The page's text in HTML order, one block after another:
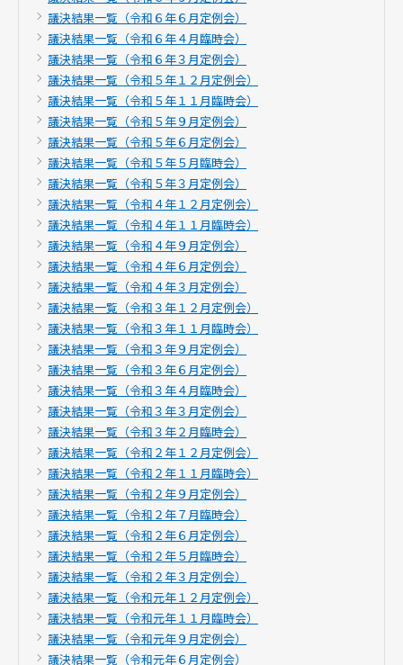
議決結果一覧（令和６年６月定例会）
議決結果一覧（令和６年４月臨時会）
議決結果一覧（令和６年３月定例会）
議決結果一覧（令和５年１２月定例会）
議決結果一覧（令和５年１１月臨時会）
議決結果一覧（令和５年９月定例会）
議決結果一覧（令和５年６月定例会）
議決結果一覧（令和５年５月臨時会）
議決結果一覧（令和５年３月定例会）
議決結果一覧（令和４年１２月定例会）
議決結果一覧（令和４年１１月臨時会）
議決結果一覧（令和４年９月定例会）
議決結果一覧（令和４年６月定例会）
議決結果一覧（令和４年３月定例会）
議決結果一覧（令和３年１２月定例会）
議決結果一覧（令和３年１１月臨時会）
議決結果一覧（令和３年９月定例会）
議決結果一覧（令和３年６月定例会）
議決結果一覧（令和３年４月臨時会）
議決結果一覧（令和３年３月定例会）
議決結果一覧（令和３年２月臨時会）
議決結果一覧（令和２年１２月定例会）
議決結果一覧（令和２年１１月臨時会）
議決結果一覧（令和２年９月定例会）
議決結果一覧（令和２年７月臨時会）
議決結果一覧（令和２年６月定例会）
議決結果一覧（令和２年５月臨時会）
議決結果一覧（令和２年３月定例会）
議決結果一覧（令和元年１２月定例会）
議決結果一覧（令和元年１１月臨時会）
議決結果一覧（令和元年９月定例会）
議決結果一覧（令和元年６月定例会）